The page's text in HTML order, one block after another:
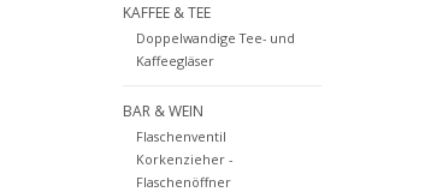
KAFFEE & TEE
Doppelwandige Tee- und
Kaffeegläser
BAR & WEIN
Flaschenventil
Korkenzieher -
Flaschenöffner